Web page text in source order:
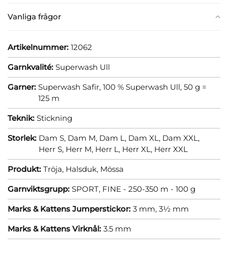
Vanliga frågor
Artikelnummer: 12062
Garnkvalité: Superwash Ull
Garner: Superwash Safir, 100 % Superwash Ull, 50 g =
125 m
Teknik: Stickning
Storlek: Dam S, Dam M, Dam L, Dam XL, Dam XXL,
Herr S, Herr M, Herr L, Herr XL, Herr XXL
Produkt: Tröja, Halsduk, Mössa
Garnviktsgrupp: SPORT, FINE - 250-350 m - 100 g
Marks & Kattens Jumperstickor: 3 mm, 3½ mm
Marks & Kattens Virknål: 3.5 mm